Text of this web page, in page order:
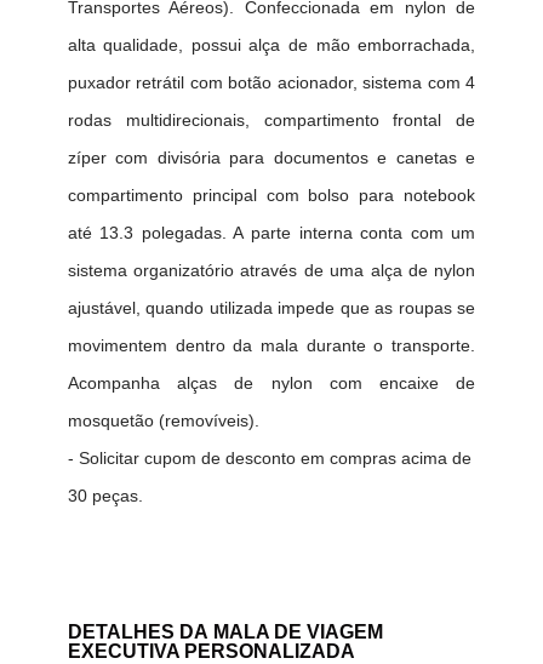
Transportes Aéreos). Confeccionada em nylon de
alta qualidade, possui alça de mão emborrachada,
puxador retrátil com botão acionador, sistema com 4
rodas multidirecionais, compartimento frontal de
zíper com divisória para documentos e canetas e
compartimento principal com bolso para notebook
até 13.3 polegadas. A parte interna conta com um
sistema organizatório através de uma alça de nylon
ajustável, quando utilizada impede que as roupas se
movimentem dentro da mala durante o transporte.
Acompanha alças de nylon com encaixe de
mosquetão (removíveis).
- Solicitar cupom de desconto em compras acima de
30 peças.
DETALHES DA MALA DE VIAGEM
EXECUTIVA PERSONALIZADA